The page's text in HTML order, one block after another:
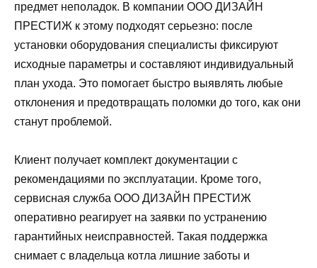
предмет неполадок. В компании ООО ДИЗАЙН
ПРЕСТИЖ к этому подходят серьезно: после
установки оборудования специалисты фиксируют
исходные параметры и составляют индивидуальный
план ухода. Это помогает быстро выявлять любые
отклонения и предотвращать поломки до того, как они
станут проблемой.
Клиент получает комплект документации с
рекомендациями по эксплуатации. Кроме того,
сервисная служба ООО ДИЗАЙН ПРЕСТИЖ
оперативно реагирует на заявки по устранению
гарантийных неисправностей. Такая поддержка
снимает с владельца котла лишние заботы и